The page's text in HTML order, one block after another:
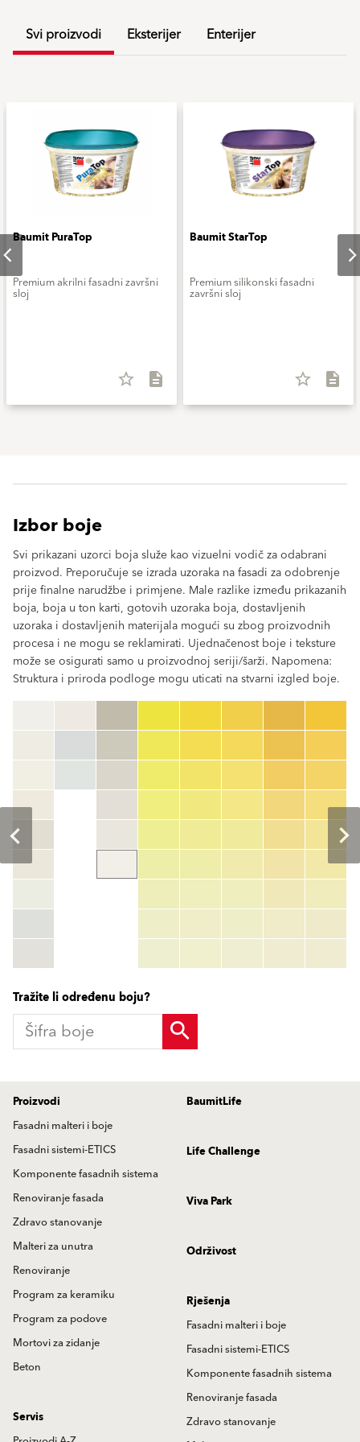
Svi proizvodi Eksterijer Enterijer
Baumit PuraTop
Premium akrilni fasadni završni
sloj
star_border description
Baumit StarTop
Premium silikonski fasadni
završni sloj
star_border description
Izbor boje
Svi prikazani uzorci boja služe kao vizuelni vodič za odabrani
proizvod. Preporučuje se izrada uzoraka na fasadi za odobrenje
prije finalne narudžbe i primjene. Male razlike između prikazanih
boja, boja u ton karti, gotovih uzoraka boja, dostavljenih
uzoraka i dostavljenih materijala mogući su zbog proizvodnih
procesa i ne mogu se reklamirati. Ujednačenost boje i teksture
može se osigurati samo u proizvodnoj seriji/šarži. Napomena:
Struktura i priroda podloge mogu uticati na stvarni izgled boje.
clear
Šifra boje
color_name
HEX:hex_code
TSR:tsr_code
More info
Tražite li određenu boju?
Proizvodi
Fasadni malteri i boje
Fasadni sistemi-ETICS
Komponente fasadnih sistema
Renoviranje fasada
Zdravo stanovanje
Malteri za unutra
Renoviranje
Program za keramiku
Program za podove
Mortovi za zidanje
Beton
BaumitLife
Life Challenge
Viva Park
Održivost
Rješenja
Fasadni malteri i boje
Fasadni sistemi-ETICS
Komponente fasadnih sistema
Renoviranje fasada
Zdravo stanovanje
Servis